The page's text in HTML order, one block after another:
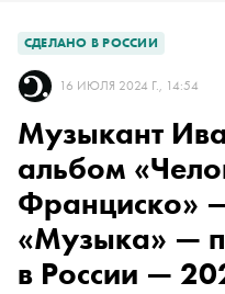
СДЕЛАНО В РОССИИ
16 ИЮЛЯ 2024 Г., 14:54
Музыкант
альбом
Франциско»
«Музыка» —
в России —